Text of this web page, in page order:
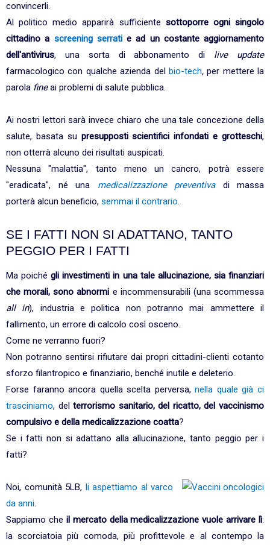
convincerli.
Al politico medio apparirà sufficiente sottoporre ogni singolo
cittadino a screening serratie ad un costante aggiornamento
dell'antivirus, una sorta di abbonamento di live update
farmacologico con qualche azienda del
bio-tech,per mettere la
parola fineai problemi di salute pubblica.
Ai nostri lettori sarà invece chiaro che una tale concezione della
salute, basata su presupposti scientifici infondati e grotteschi,
non otterrà alcuno dei risultati auspicati.
Nessuna "malattia", tanto meno un cancro, potrà essere
"eradicata", né una medicalizzazione preventivadi massa
porterà alcun beneficio, semmai il contrario.
SE I FATTI NON SI ADATTANO, TANTO
PEGGIO PER I FATTI
Ma poichégli investimenti in una tale allucinazione, sia finanziari
che morali, sono abnormi e incommensurabili (una scommessa
all in), industria e politica non potranno mai ammettere il
fallimento, un errore di calcolo così osceno.
Come ne verranno fuori?
Non potranno sentirsi rifiutare dai propri cittadini-clienti cotanto
sforzo filantropico e finanziario, benché inutile e deleterio.
Forse faranno ancora quella scelta perversa,nella quale già ci
trasciniamo, delterrorismo sanitario, del ricatto, del vaccinismo
compulsivo e della medicalizzazione coatta?
Se i fatti non si adattano alla allucinazione, tanto peggio per i
fatti?
Noi, comunità 5LB, li aspettiamo al varco
da anni.
Sappiamo che il mercato della medicalizzazione vuole arrivare lì:
la scorciatoia più comoda, più profittevole e al contempo la